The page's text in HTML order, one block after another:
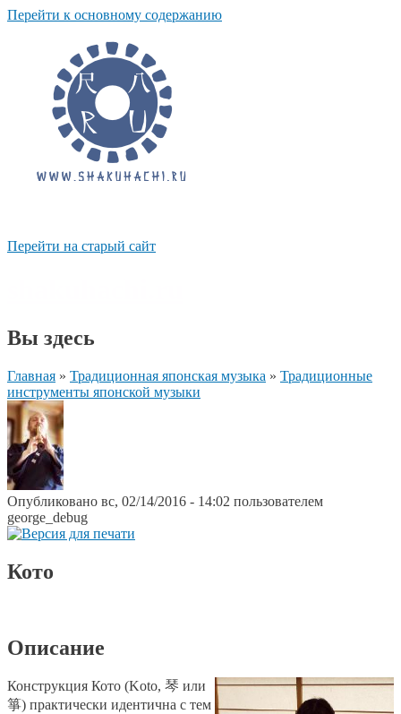
Перейти к основному содержанию
Перейти на старый сайт
Вы здесь
Главная » Традиционная японская музыка » Традиционные
инструменты японской музыки
Опубликовано вс, 02/14/2016 - 14:02 пользователем
george_debug
Кото
Описание
Конструкция Кото (Koto, 琴 или
箏) практически идентична с тем